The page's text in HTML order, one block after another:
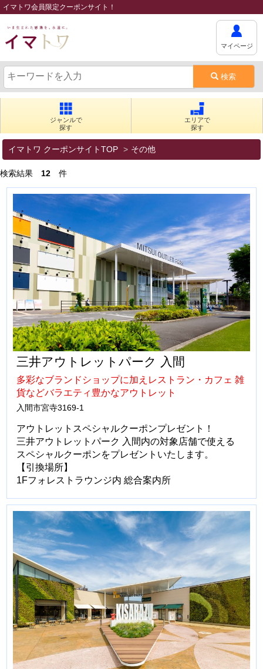
イマトワ会員限定クーポンサイト！
検索
マイページ
ジャンルで
探す
エリアで
探す
イマトワ クーポンサイトTOP その他
検索結果 12 件
三井アウトレットパーク 入間
多彩なブランドショップに加えレストラン・カフェ 雑
貨などバラエティ豊かなアウトレット
入間市宮寺3169-1
アウトレットスペシャルクーポンプレゼント！
三井アウトレットパーク 入間内の対象店舗で使える
スペシャルクーポンをプレゼントいたします。
【引換場所】
1Fフォレストラウンジ内 総合案内所